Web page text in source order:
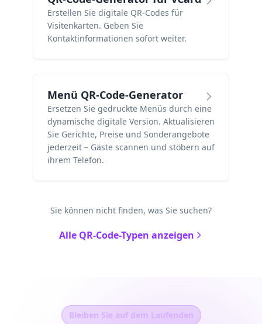
Erstellen Sie digitale QR-Codes für
Visitenkarten. Geben Sie
Kontaktinformationen sofort weiter.
Menü QR-Code-Generator
Ersetzen Sie gedruckte Menüs durch eine
dynamische digitale Version. Aktualisieren
Sie Gerichte, Preise und Sonderangebote
jederzeit – Gäste scannen und stöbern auf
ihrem Telefon.
Sie können nicht finden, was Sie suchen?
Alle QR-Code-Typen anzeigen
Bleiben Sie auf dem Laufenden